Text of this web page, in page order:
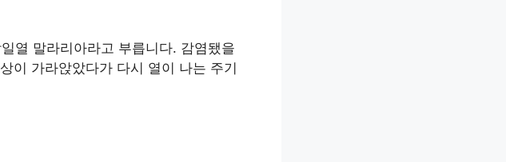
열 말라리아라고 부릅니다. 감염됐을
이 가라앉았다가 다시 열이 나는 주기